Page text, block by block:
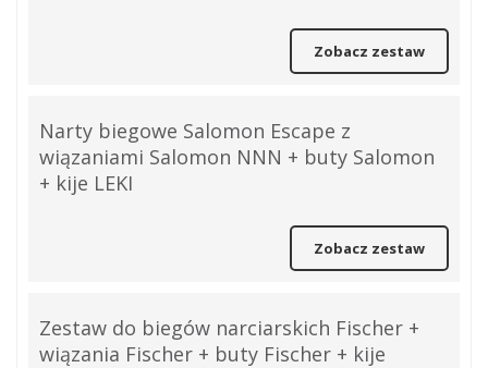
Zobacz zestaw
Narty biegowe Salomon Escape z
wiązaniami Salomon NNN + buty Salomon
+ kije LEKI
Zobacz zestaw
Zestaw do biegów narciarskich Fischer +
wiązania Fischer + buty Fischer + kije